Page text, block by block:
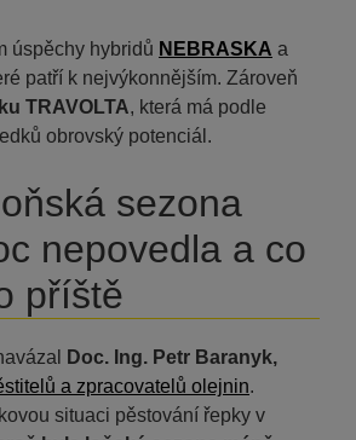
úspěchy hybridů NEBRASKA a
patří k nejvýkonnějším. Zároveň
TRAVOLTA, která má podle
obrovský potenciál.
sezona
nepovedla a co
příště
Doc. Ing. Petr Baranyk,
a zpracovatelů olejnin.
situaci pěstování řepky v